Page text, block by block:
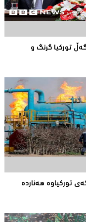
توركیا گرنگ و
لە ڕێگەی توركیاوە هەناردە